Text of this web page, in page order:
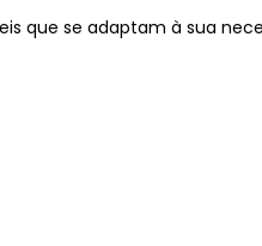
que se adaptam à sua